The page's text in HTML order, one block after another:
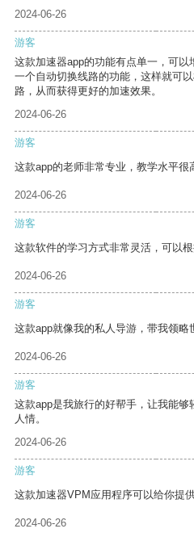
2024-06-26
游客
这款加速器app的功能有点单一，可
一个自动切换线路的功能，这样就可
路，从而获得更好的加速效果。
2024-06-26
游客
这款app的老师非常专业，教学水平很
2024-06-26
游客
这款软件的学习方式非常灵活，可以
2024-06-26
游客
这款app就像我的私人导游，带我领略
2024-06-26
游客
这款app是我旅行的好帮手，让我能
人情。
2024-06-26
游客
这款加速器VPM应用程序可以给你提
2024-06-26